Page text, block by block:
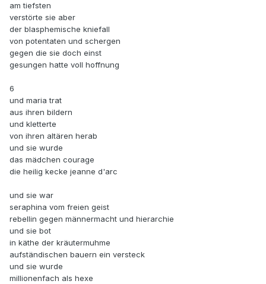
am tiefsten
verstörte sie aber
der blasphemische kniefall
von potentaten und schergen
gegen die sie doch einst
gesungen hatte voll hoffnung
6
und maria trat
aus ihren bildern
und kletterte
von ihren altären herab
und sie wurde
das mädchen courage
die heilig kecke jeanne d'arc
und sie war
seraphina vom freien geist
rebellin gegen männermacht und hierarchie
und sie bot
in käthe der kräutermuhme
aufständischen bauern ein versteck
und sie wurde
millionenfach als hexe